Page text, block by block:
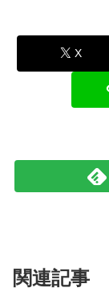
X
関連記事